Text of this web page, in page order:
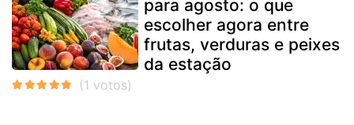
para agosto: o que
escolher agora entre
frutas, verduras e peixes
da estação